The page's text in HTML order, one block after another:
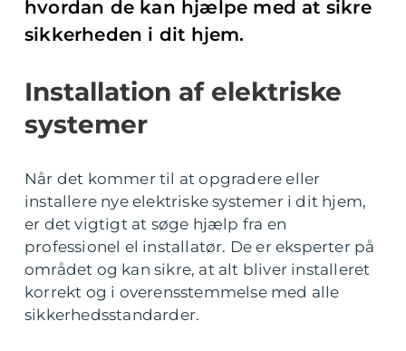
hvordan de kan hjælpe med at sikre
sikkerheden i dit hjem.
Installation af elektriske
systemer
Når det kommer til at opgradere eller
installere nye elektriske systemer i dit hjem,
er det vigtigt at søge hjælp fra en
professionel el installatør. De er eksperter på
området og kan sikre, at alt bliver installeret
korrekt og i overensstemmelse med alle
sikkerhedsstandarder.